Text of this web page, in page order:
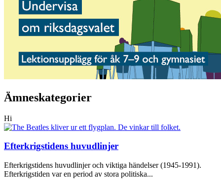
Ämneskategorier
Hi
Efterkrigstidens huvudlinjer
Efterkrigstidens huvudlinjer och viktiga händelser (1945-1991).
Efterkrigstiden var en period av stora politiska...